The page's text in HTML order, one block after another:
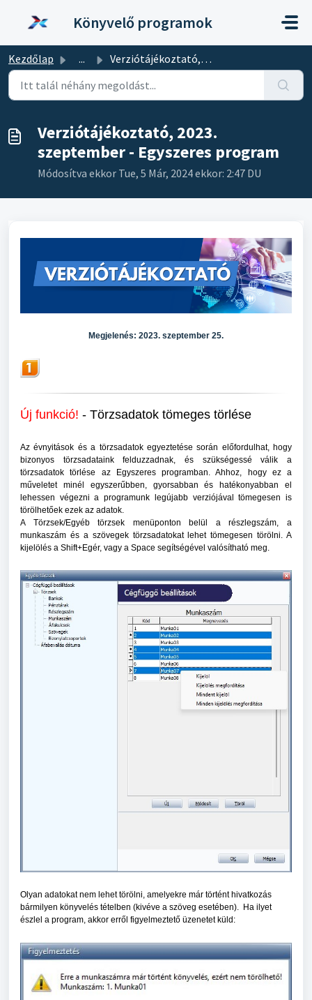
Könyvelő programok
Kezdőlap ... Verziótájékoztató, 2023. szeptember - Egyszeres program
Verziótájékoztató, 2023.
szeptember - Egyszeres program
Módosítva ekkor Tue, 5 Már, 2024 ekkor: 2:47 DU
Megjelenés: 2023. szeptember 25.
Új funkció! - Törzsadatok tömeges törlése
Az évnyitások és a törzsadatok egyeztetése során előfordulhat, hogy
bizonyos törzsadataink felduzzadnak, és szükségessé válik a
törzsadatok törlése az Egyszeres programban. Ahhoz, hogy ez a
műveletet minél egyszerűbben, gyorsabban és hatékonyabban el
lehessen végezni a programunk legújabb verziójával tömegesen is
törölhetőek ezek az adatok.
A Törzsek/Egyéb törzsek menüponton belül a részlegszám, a
munkaszám és a szövegek törzsadatokat lehet tömegesen törölni. A
kijelölés a Shift+Egér, vagy a Space segítségével valósítható meg.
Olyan adatokat nem lehet törölni, amelyekre már történt hivatkozás
bármilyen könyvelés tételben (kivéve a szöveg esetében). Ha ilyet
észlel a program, akkor erről figyelmeztető üzenetet küld: